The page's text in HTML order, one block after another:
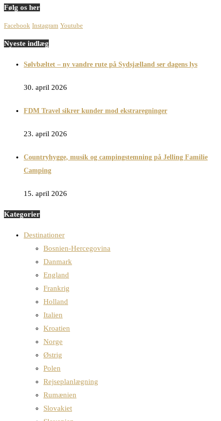
Følg os her
Facebook Instagram Youtube
Nyeste indlæg
Sølvbæltet – ny vandre rute på Sydsjælland ser dagens lys
30. april 2026
FDM Travel sikrer kunder mod ekstraregninger
23. april 2026
Countryhygge, musik og campingstemning på Jelling Familie
Camping
15. april 2026
Kategorier
Destinationer
Bosnien-Hercegovina
Danmark
England
Frankrig
Holland
Italien
Kroatien
Norge
Østrig
Polen
Rejseplanlægning
Rumænien
Slovakiet